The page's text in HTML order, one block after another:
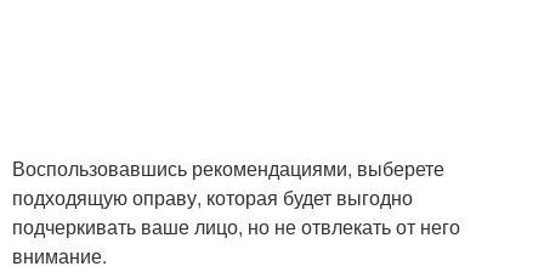
Воспользовавшись рекомендациями, выберете
подходящую оправу, которая будет выгодно
подчеркивать ваше лицо, но не отвлекать от него
внимание.